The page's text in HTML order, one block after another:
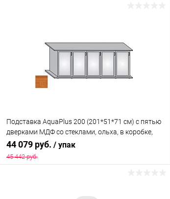
Подставка AquaPlus 200 (201*51*71 см) с пятью
дверками МДФ со стеклами, ольха, в коробке,
подходит для модели аквариума LUX П700
44 079 руб. / упак
45 442 руб.